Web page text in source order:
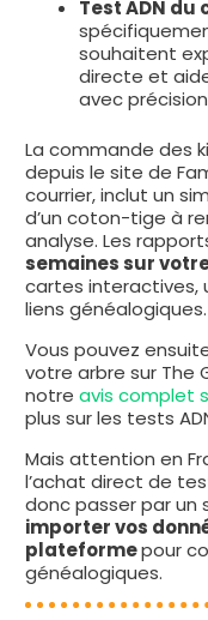
Test ADN du
souhaitent
directe et
avec précision
La commande des
depuis le site de
courrier, inclut un
d’un coton-tige à
analyse. Les
semaines sur
cartes interactives,
liens généalogiques.
Vous pouvez
votre arbre sur The
notre avis complet
plus sur les tests
Mais attention en
l’achat direct de
donc passer par un
importer vos
plateformepour
généalogiques.